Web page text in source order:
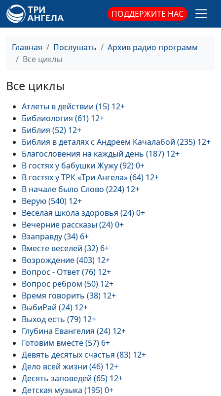
ПОДДЕРЖИТЕ НАС
Главная Послушать
Архив радио программ
Все циклы
Все циклы
Атлеты в действии (15) 12+
Библиология (61) 12+
Библия (52) 12+
Библия в деталях с Андреем Качалабой (235) 12+
Благословения на каждый день (187) 12+
В гостях у бабушки Жужу (92) 0+
В гостях у ТРК «Три Ангела» (64) 12+
В начале было Слово (224) 12+
Верую (540) 12+
Веселая школа здоровья (24) 0+
Вечерние рассказы (24) 0+
Взаправду (34) 6+
Вместе веселей (32) 6+
Возрождение (403) 12+
Вопрос - Ответ (76) 12+
Вопрос ребром (50) 12+
Время говорить (38) 12+
ВыбиРай (24) 12+
Выход есть (79) 12+
Глубина Евангелия (24) 12+
Готовим вместе (57) 6+
Девять десятых счастья (83) 12+
Дело всей жизни (46) 12+
Десять заповедей (65) 12+
Детская музыка (195) 0+